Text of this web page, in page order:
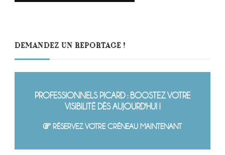
DEMANDEZ UN REPORTAGE !
PROFESSIONNELS PICARD : BOOSTEZ VOTRE
VISIBILITÉ DÈS AUJOURD'HUI !
RÉSERVEZ VOTRE CRÉNEAU MAINTENANT